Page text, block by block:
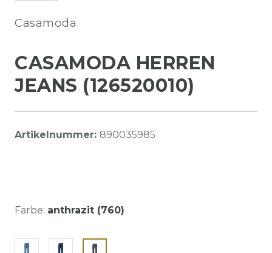
Casamoda
CASAMODA HERREN
JEANS (126520010)
Artikelnummer: 890035985
Farbe: anthrazit (760)